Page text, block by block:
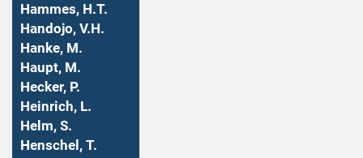
Hammes, H.T.
Handojo, V.H.
Hanke, M.
Haupt, M.
Hecker, P.
Heinrich, L.
Helm, S.
Henschel, T.